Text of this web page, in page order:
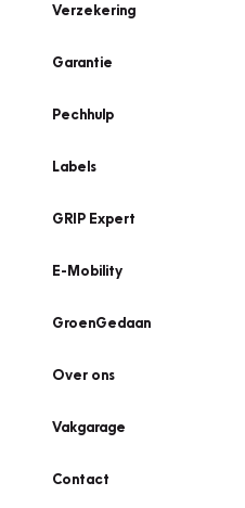
Verzekering
Garantie
Pechhulp
Labels
GRIP Expert
E-Mobility
GroenGedaan
Over ons
Vakgarage
Contact